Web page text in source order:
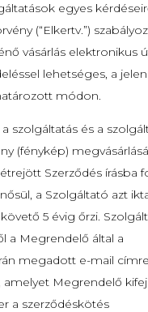
egyes
(“Elkertv.”)
vásárlás elektronikus
lehetséges, a jelen
módon.
szolgáltatás és a
(fénykép)
Szerződés írásba
a Szolgáltató azt
5 évig őrzi.
a Megrendelő által a
megadott e-mail címre
amelyet Megrendelő
a szerződéskötés